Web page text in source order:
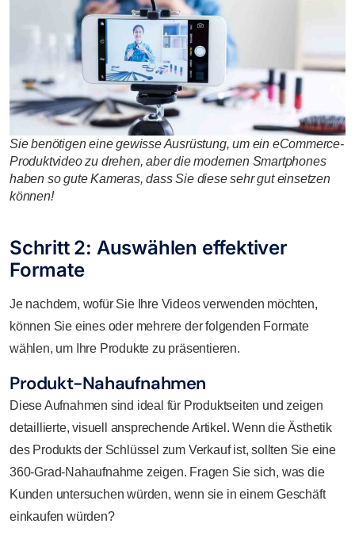
Sie benötigen eine gewisse Ausrüstung, um ein eCommerce-
Produktvideo zu drehen, aber die modernen Smartphones
haben so gute Kameras, dass Sie diese sehr gut einsetzen
können!
Schritt 2: Auswählen effektiver
Formate
Je nachdem, wofür Sie Ihre Videos verwenden möchten,
können Sie eines oder mehrere der folgenden Formate
wählen, um Ihre Produkte zu präsentieren.
Produkt-Nahaufnahmen
Diese Aufnahmen sind ideal für Produktseiten und zeigen
detaillierte, visuell ansprechende Artikel. Wenn die Ästhetik
des Produkts der Schlüssel zum Verkauf ist, sollten Sie eine
360-Grad-Nahaufnahme zeigen. Fragen Sie sich, was die
Kunden untersuchen würden, wenn sie in einem Geschäft
einkaufen würden?